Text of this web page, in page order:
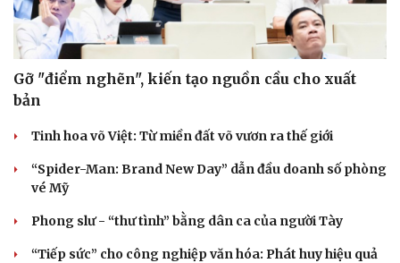
Gỡ "điểm nghẽn", kiến tạo nguồn cầu cho xuất
bản
Tinh hoa võ Việt: Từ miền đất võ vươn ra thế giới
“Spider-Man: Brand New Day” dẫn đầu doanh số phòng
vé Mỹ
Phong slư - “thư tình” bằng dân ca của người Tày
“Tiếp sức” cho công nghiệp văn hóa: Phát huy hiệu quả